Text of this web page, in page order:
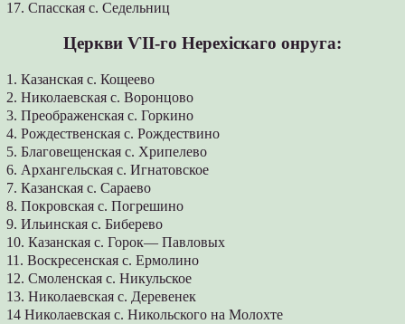
17. Спасская с. Седельниц
Церкви ѴІІ-го Нерехіскаго онруга:
1. Казанская с. Кощеево
2. Николаевская с. Воронцово
3. Преображенская с. Горкино
4. Рождественская с. Рождествино
5. Благовещенская с. Хрипелево
6. Архангельская с. Игнатовское
7. Казанская с. Сараево
8. Покровская с. Погрешино
9. Ильинская с. Биберево
10. Казанская с. Горок— Павловых
11. Воскресенская с. Ермолино
12. Смоленская с. Никульское
13. Николаевская с. Деревенек
14 Николаевская с. Никольского на Молохте